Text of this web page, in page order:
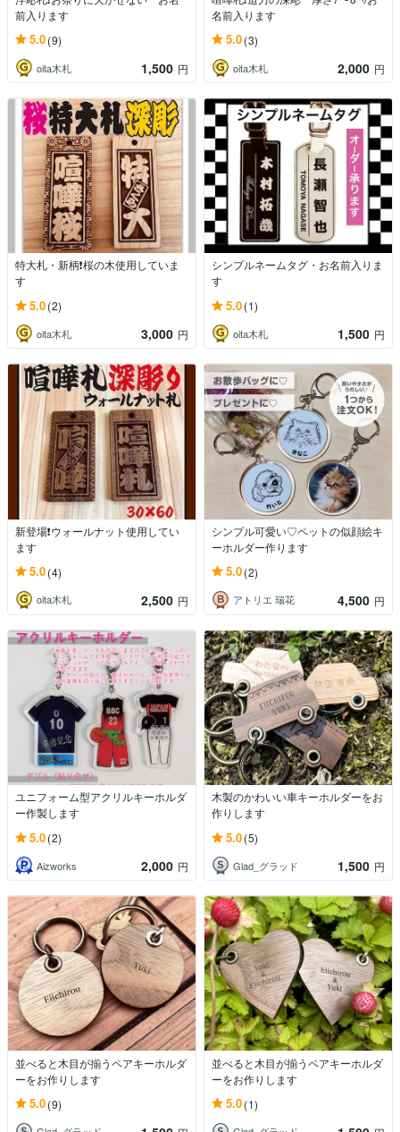
前入ります
5.0(9)
oita木札 1,500 円
名前入ります
5.0(3)
oita木札 2,000 円
特大札・新柄❗️桜の木使用していま
す
5.0(2)
oita木札 3,000 円
シンプルネームタグ・お名前入りま
す
5.0(1)
oita木札 1,500 円
新登場❗️ウォールナット使用してい
ます
5.0(4)
oita木札 2,500 円
シンプル可愛い♡ペットの似顔絵キ
ーホルダー作ります
5.0(2)
アトリエ 瑞花 4,500 円
ユニフォーム型アクリルキーホルダ
ー作製します
5.0(2)
Aizworks 2,000 円
木製のかわいい車キーホルダーをお
作りします
5.0(5)
Glad_グラッド 1,500 円
並べると木目が揃うペアキーホルダ
ーをお作りします
5.0(9)
並べると木目が揃うペアキーホルダ
ーをお作りします
5.0(1)